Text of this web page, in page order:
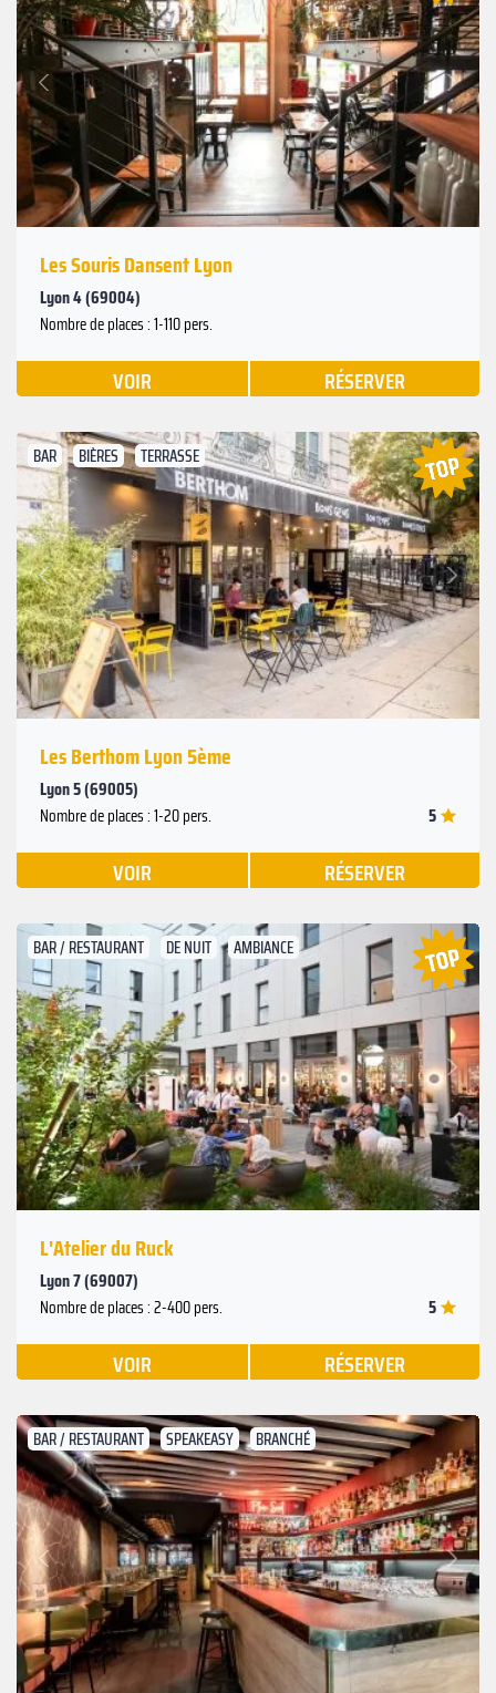
Précédent
Suivant
Les Souris Dansent Lyon
Lyon 4 (69004)
Nombre de places : 1-110 pers.
VOIR RÉSERVER
BAR BIÈRES TERRASSE
Précédent
Suivant
Les Berthom Lyon 5ème
Lyon 5 (69005)
Nombre de places : 1-20 pers. 5
VOIR RÉSERVER
BAR / RESTAURANT DE NUIT AMBIANCE
Précédent
Suivant
L'Atelier du Ruck
Lyon 7 (69007)
Nombre de places : 2-400 pers. 5
VOIR RÉSERVER
BAR / RESTAURANT SPEAKEASY BRANCHÉ
Précédent
Suivant